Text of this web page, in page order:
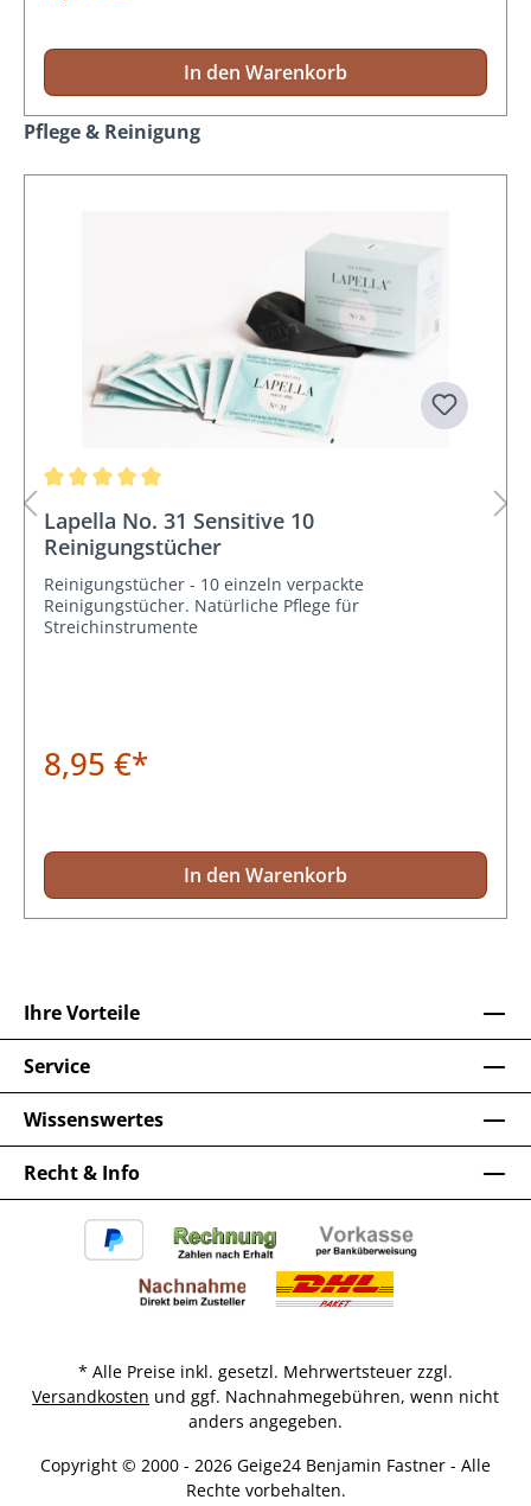
In den Warenkorb
Produktgalerie überspringen
Pflege & Reinigung
Lapella No. 31 Sensitive 10
Reinigungstücher
Reinigungstücher - 10 einzeln verpackte
Reinigungstücher. Natürliche Pflege für
Streichinstrumente
8,95 €*
In den Warenkorb
Recht & Info
Ihre Vorteile
Service
Wissenswertes
* Alle Preise inkl. gesetzl. Mehrwertsteuer zzgl.
Versandkosten und ggf. Nachnahmegebühren, wenn nicht
anders angegeben.
Copyright © 2000 - 2026 Geige24 Benjamin Fastner - Alle
Rechte vorbehalten.